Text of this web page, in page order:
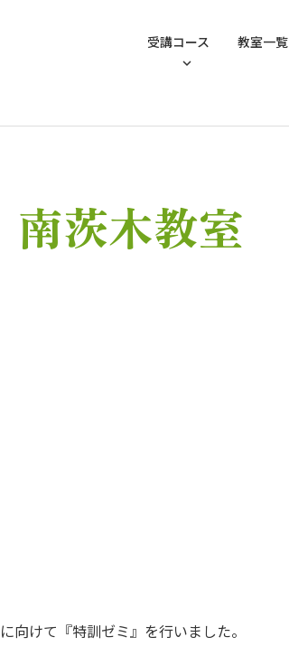
受講コース 教室一覧
南茨木教室
けて『特訓ゼミ』を行いました。